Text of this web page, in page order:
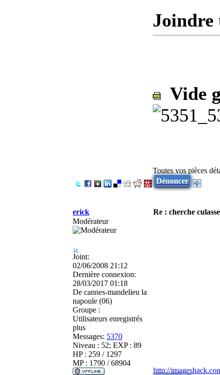
Vide
Toutes vos pièces
Dénoncer
erick
Re : cherche culasse
Modérateur
Joint:
02/06/2008 21:12
Dernière connexion:
28/03/2017 01:18
De cannes-mandelieu la
napoule (06)
Groupe :
Utilisateurs enregistrés
plus
Messages: 5370
Niveau : 52; EXP : 89
HP : 259 / 1297
MP : 1790 / 68904
http://